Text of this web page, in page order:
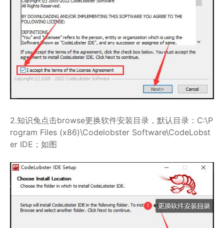
2.知识兔点击browse更换软件安装目录，默认目录：C:\P
rogram Files (x86)\Codelobster Software\CodeLobst
er IDE；如图